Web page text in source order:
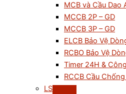
MCB và Cầu Dao
MCCB 2P – GD
MCCB 3P – GD
ELCB Bảo Vệ
RCBO Bảo Vệ
Timer 24H &
RCCB Cầu
LS